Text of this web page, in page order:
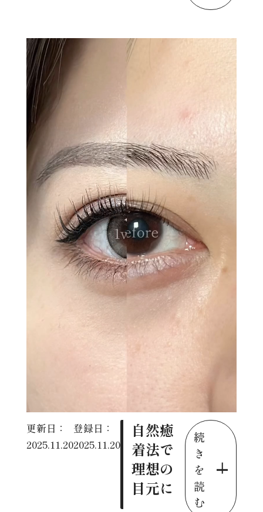
更新日：
2025.11.20
登録日：
2025.11.20
自然癒
着法で
理想の
目元に
続
き
を
読
む